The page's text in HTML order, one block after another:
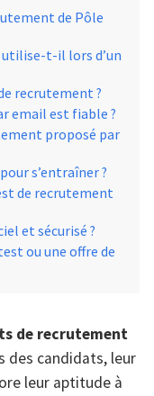
de Pôle
t-il lors d’un
recrutement ?
email est fiable ?
proposé par
s’entraîner ?
de recrutement
et sécurisé ?
ou une offre de
de recrutement
des candidats, leur
leur aptitude à